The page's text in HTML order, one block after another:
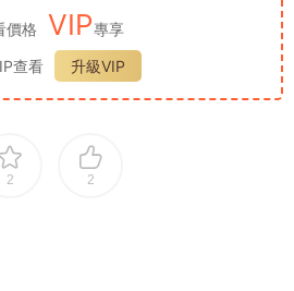
價格 VIP專享
查看
升級VIP
2 2